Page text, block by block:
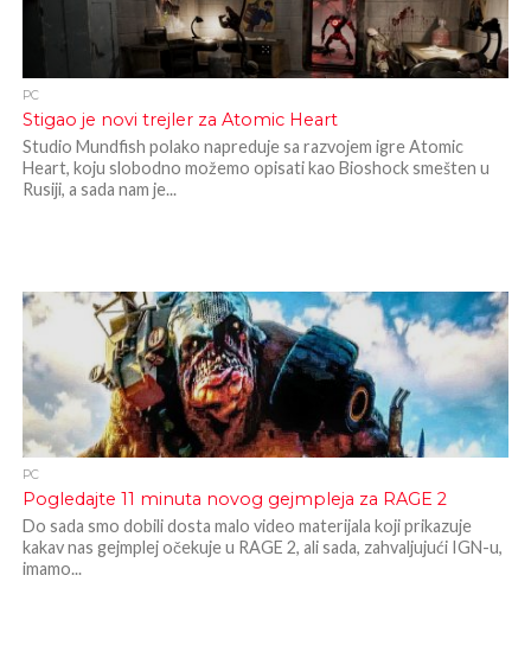
PC
Stigao je novi trejler za Atomic Heart
Studio Mundfish polako napreduje sa razvojem igre Atomic
Heart, koju slobodno možemo opisati kao Bioshock smešten u
Rusiji, a sada nam je...
PC
Pogledajte 11 minuta novog gejmpleja za RAGE 2
Do sada smo dobili dosta malo video materijala koji prikazuje
kakav nas gejmplej očekuje u RAGE 2, ali sada, zahvaljujući IGN-u,
imamo...